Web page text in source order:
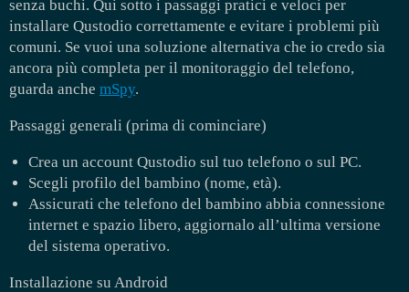
senza buchi. Qui sotto i passaggi pratici e veloci per
installare Qustodio correttamente e evitare i problemi più
comuni. Se vuoi una soluzione alternativa che io credo sia
ancora più completa per il monitoraggio del telefono,
guarda anche mSpy.
Passaggi generali (prima di cominciare)
Crea un account Qustodio sul tuo telefono o sul PC.
Scegli profilo del bambino (nome, età).
Assicurati che telefono del bambino abbia connessione
internet e spazio libero, aggiornalo all’ultima versione
del sistema operativo.
Installazione su Android